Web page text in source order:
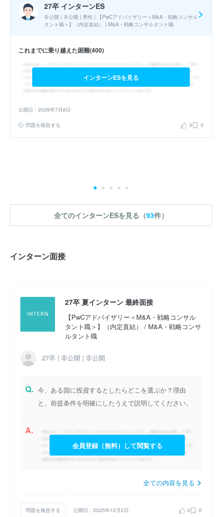
グループディスカッション
ク・ケーススタディ / コース : 【PwCアドバイザリー＜M&A・戦略
ント職
参加人数 : 30人
いた。特にコンサルや投資銀行志望が多かった。
インターンシップへの参加が本選考でも有利になると思いました
エントリーシート WEBテスト
参加人数 : 40人
旧帝、早慶が大半、男性は院生、女性は学部生の
インターンシップへの参加が本選考でも有利になると思いました
27卒 インターンES
非公開 | 非公開 | 男性 | 【PwCアドバイザリー＜M&A・戦略コンサル
タント職＞】（内定直結） | M&A・戦略コンサルタント職
これまでに乗り越えた困難(400)
インターンESを見る
公開日：2026年7月8日
問題を報告する 0 0
全てのインターンESを見る（93件）
インターン面接
27卒 夏インターン 最終面接
【PwCアドバイザリー＜M&A・戦略コンサル
タント職＞】（内定直結） / M&A・戦略コンサ
ルタント職
27卒 | 非公開 | 非公開
Q. 今、ある国に投資するとしたらどこを選ぶか？理由
と、前提条件を明確にしたうえで説明してください。
A.
会員登録（無料）して閲覧する
全ての内容を見る
問題を報告する 公開日：2025年12月2日 0 0